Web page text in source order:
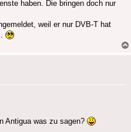
haben. Die bringen doch nur
weil er nur DVB-T hat
Antigua was zu sagen?